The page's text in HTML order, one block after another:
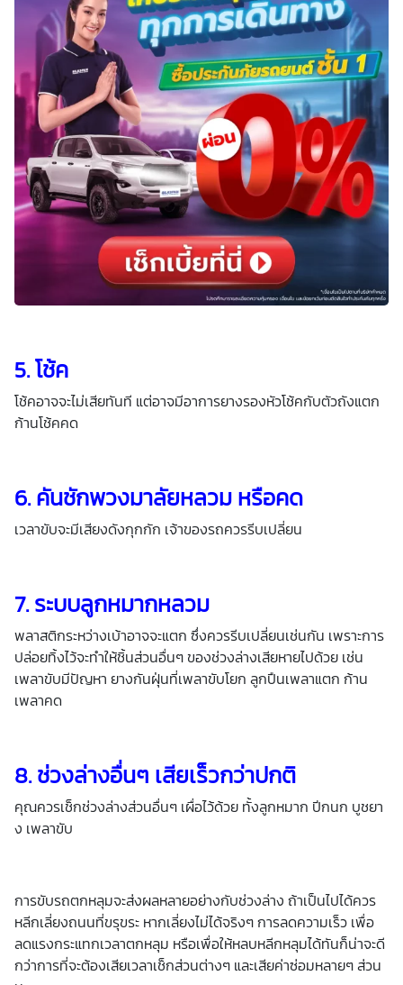
5. โช้ค
โช้คอาจจะไม่เสียทันที แต่อาจมีอาการยางรองหัวโช้คกับตัวถังแตก
ก้านโช้คคด
6. คันชักพวงมาลัยหลวม หรือคด
เวลาขับจะมีเสียงดังกุกกัก เจ้าของรถควรรีบเปลี่ยน
7. ระบบลูกหมากหลวม
พลาสติกระหว่างเบ้าอาจจะแตก ซึ่งควรรีบเปลี่ยนเช่นกัน เพราะการ
ปล่อยทิ้งไว้จะทำให้ชิ้นส่วนอื่นๆ ของช่วงล่างเสียหายไปด้วย เช่น
เพลาขับมีปัญหา ยางกันฝุ่นที่เพลาขับโยก ลูกปืนเพลาแตก ก้าน
เพลาคด
8. ช่วงล่างอื่นๆ เสียเร็วกว่าปกติ
คุณควรเช็กช่วงล่างส่วนอื่นๆ เผื่อไว้ด้วย ทั้งลูกหมาก ปีกนก บูชยา
ง เพลาขับ
การขับรถตกหลุมจะส่งผลหลายอย่างกับช่วงล่าง ถ้าเป็นไปได้ควร
หลีกเลี่ยงถนนที่ขรุขระ หากเลี่ยงไม่ได้จริงๆ การลดความเร็ว เพื่อ
ลดแรงกระแทกเวลาตกหลุม หรือเพื่อให้หลบหลีกหลุมได้ทันก็น่าจะดี
กว่าการที่จะต้องเสียเวลาเช็กส่วนต่างๆ และเสียค่าซ่อมหลายๆ ส่วน